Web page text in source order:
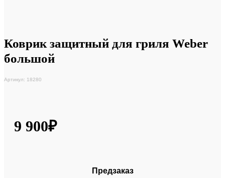
Коврик защитный для гриля Weber
большой
Артикул: 18280
9 900₽
Предзаказ